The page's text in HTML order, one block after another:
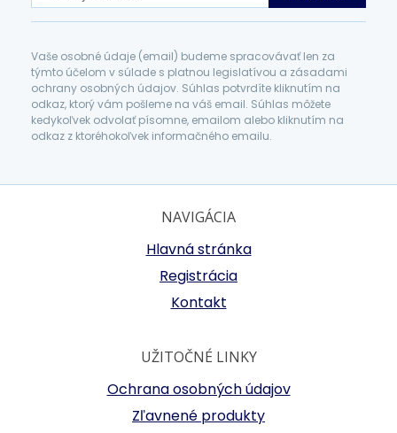
Vaše osobné údaje (email) budeme spracovávať len za
týmto účelom v súlade s platnou legislatívou a zásadami
ochrany osobných údajov. Súhlas potvrdíte kliknutím na
odkaz, ktorý vám pošleme na váš email. Súhlas môžete
kedykoľvek odvolať písomne, emailom alebo kliknutím na
odkaz z ktoréhokoľvek informačného emailu.
NAVIGÁCIA
Hlavná stránka
Registrácia
Kontakt
UŽITOČNÉ LINKY
Ochrana osobných údajov
Zľavnené produkty